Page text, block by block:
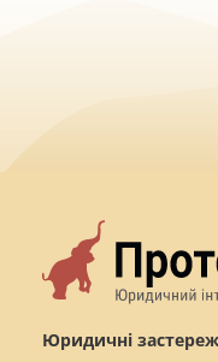
Юридичні